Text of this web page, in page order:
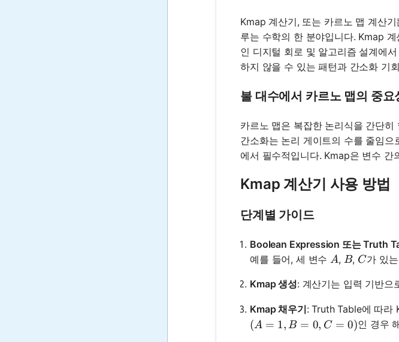
Kmap 계산기, 또는 카르노 맵 계산
루는 수학의 한 분야입니다. Kmap
인 디지털 회로 및 알고리즘 설계에
하지 않을 수 있는 패턴과 간소화 기
불 대수에서 카르노 맵의 중요
카르노 맵은 복잡한 논리식을 간단
간소화는 논리 게이트의 수를 줄임
에서 필수적입니다. Kmap은 변수
Kmap 계산기 사용 방법
단계별 가이드
Boolean Expression 또는 Truth
예를 들어, 세 변수 A
A, B
B, C
C가 있
Kmap 생성: 계산기는 입력 기반으
Kmap 채우기: Truth Table에 따라
(A=1, B=0, C=0)
(A = 1, B = 0, C = 0)인 경우